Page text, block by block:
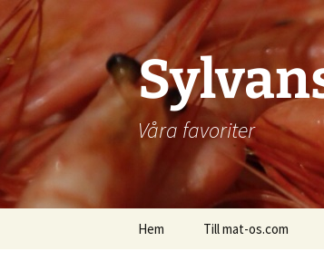
Hoppa
till
innehåll
Våra favoriter
Hem Till mat-os.com